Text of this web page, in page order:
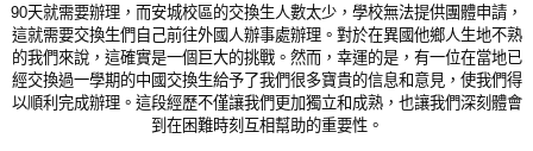
90天就需要辦理，而安城校區的交換生人數太少，學校無法提供團體申請，
這就需要交換生們自己前往外國人辦事處辦理。對於在異國他鄉人生地不熟
的我們來說，這確實是一個巨大的挑戰。然而，幸運的是，有一位在當地已
經交換過一學期的中國交換生給予了我們很多寶貴的信息和意見，使我們得
以順利完成辦理。這段經歷不僅讓我們更加獨立和成熟，也讓我們深刻體會
到在困難時刻互相幫助的重要性。